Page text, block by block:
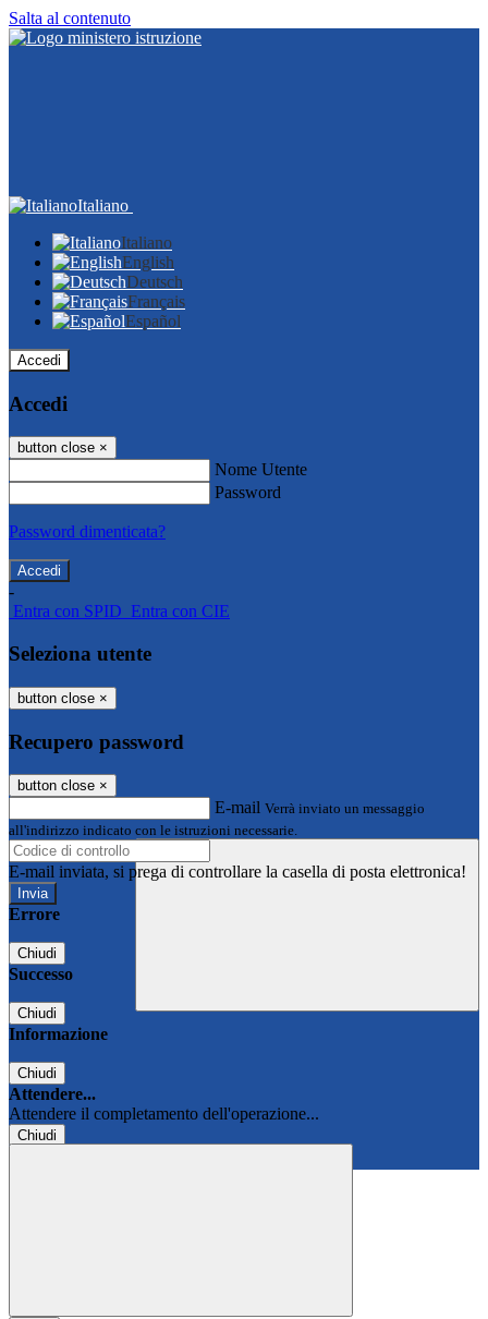
Salta al contenuto
Italiano
Italiano
English
Deutsch
Français
Español
Accedi
Accedi
button close ×
Nome Utente
Password
Password dimenticata?
-
Entra con SPID Entra con CIE
Seleziona utente
button close ×
Recupero password
button close ×
E-mail Verrà inviato un messaggio
all'indirizzo indicato con le istruzioni necessarie.
E-mail inviata, si prega di controllare la casella di posta elettronica!
Errore
Chiudi
Successo
Chiudi
Informazione
Chiudi
Attendere...
Attendere il completamento dell'operazione...
Chiudi